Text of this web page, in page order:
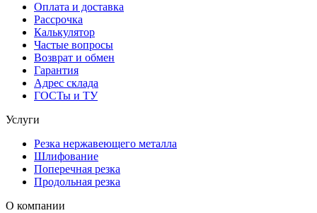
Оплата и доставка
Рассрочка
Калькулятор
Частые вопросы
Возврат и обмен
Гарантия
Адрес склада
ГОСТы и ТУ
Услуги
Резка нержавеющего металла
Шлифование
Поперечная резка
Продольная резка
О компании